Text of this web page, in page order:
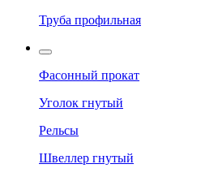
Труба профильная
Фасонный прокат
Уголок гнутый
Рельсы
Швеллер гнутый